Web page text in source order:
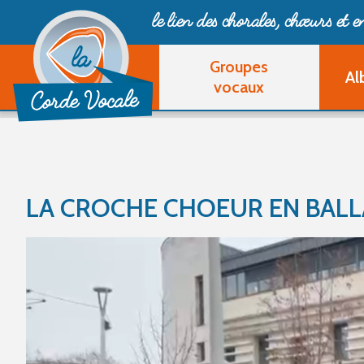
le lien des chorales, chœurset
Groupes
vocaux
LA CROCHE CHOEUR EN